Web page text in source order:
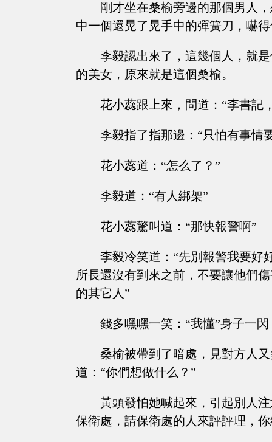
剛才坐在桑榆旁邊的那個男人
中一個還晃了晃手中的彈簧刀，嚇
李毅認出來了，這幾個人，就
的美女，原來就是這個桑榆。
花小蕊跟上來，問道：“李書記
李毅指了指那邊：“只怕有事情
花小蕊道：“怎么了？”
李毅道：“有人綁架”
花小蕊驚叫道：“那快報警啊”
李毅冷笑道：“先別報警我要好
所長還沒有到來之前，不要讓他們
的其它人”
錢多嘿嘿一笑：“我懂”身子一
桑榆被帶到了暗處，見對方人
道：“你們想做什么？”
黃頭發怕她喊起來，引起別人
保衛處，請保衛處的人來評評理，